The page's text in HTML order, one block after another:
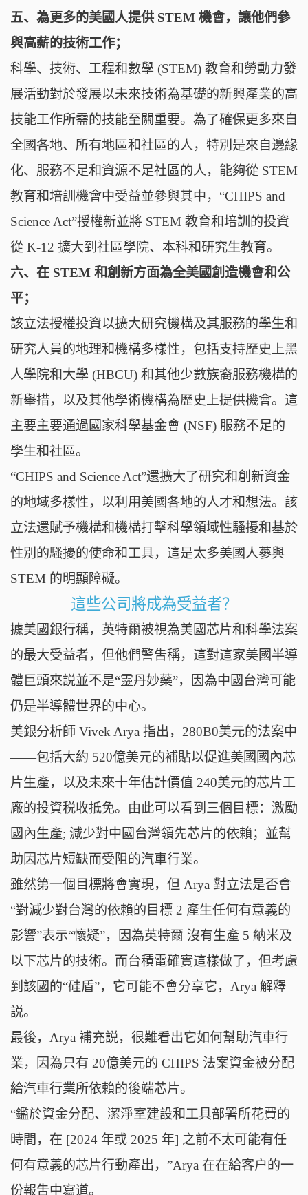
五、為更多的美國人提供 STEM 機會，讓他們參
與高薪的技術工作；
科學、技術、工程和數學 (STEM) 教育和勞動力發
展活動對於發展以未來技術為基礎的新興產業的高
技能工作所需的技能至關重要。為了確保更多來自
全國各地、所有地區和社區的人，特別是來自邊緣
化、服務不足和資源不足社區的人，能夠從 STEM
教育和培訓機會中受益並參與其中，“CHIPS and
Science Act”授權新並將 STEM 教育和培訓的投資
從 K-12 擴大到社區學院、本科和研究生教育。
六、在 STEM 和創新方面為全美國創造機會和公
平；
該立法授權投資以擴大研究機構及其服務的學生和
研究人員的地理和機構多樣性，包括支持歷史上黑
人學院和大學 (HBCU) 和其他少數族裔服務機構的
新舉措，以及其他學術機構為歷史上提供機會。這
主要主要通過國家科學基金會 (NSF) 服務不足的
學生和社區。
“CHIPS and Science Act”還擴大了研究和創新資金
的地域多樣性，以利用美國各地的人才和想法。該
立法還賦予機構和機構打擊科學領域性騷擾和基於
性別的騷擾的使命和工具，這是太多美國人蔘與
STEM 的明顯障礙。
這些公司將成為受益者？
據美國銀行稱，英特爾被視為美國芯片和科學法案
的最大受益者，但他們警吿稱，這對這家美國半導
體巨頭來説並不是“靈丹妙藥”，因為中國台灣可能
仍是半導體世界的中心。
美銀分析師 Vivek Arya 指出，280B0美元的法案中
——包括大約 520億美元的補貼以促進美國國內芯
片生產，以及未來十年估計價值 240美元的芯片工
廠的投資税收抵免。由此可以看到三個目標：激勵
國內生產; 減少對中國台灣領先芯片的依賴；並幫
助因芯片短缺而受阻的汽車行業。
雖然第一個目標將會實現，但 Arya 對立法是否會
“對減少對台灣的依賴的目標 2 產生任何有意義的
影響”表示“懷疑”，因為英特爾 沒有生產 5 納米及
以下芯片的技術。而台積電確實這樣做了，但考慮
到該國的“硅盾”，它可能不會分享它，Arya 解釋
説。
最後，Arya 補充説，很難看出它如何幫助汽車行
業，因為只有 20億美元的 CHIPS 法案資金被分配
給汽車行業所依賴的後端芯片。
“鑑於資金分配、潔淨室建設和工具部署所花費的
時間，在 [2024 年或 2025 年] 之前不太可能有任
何有意義的芯片行動產出，”Arya 在在給客户的一
份報吿中寫道。